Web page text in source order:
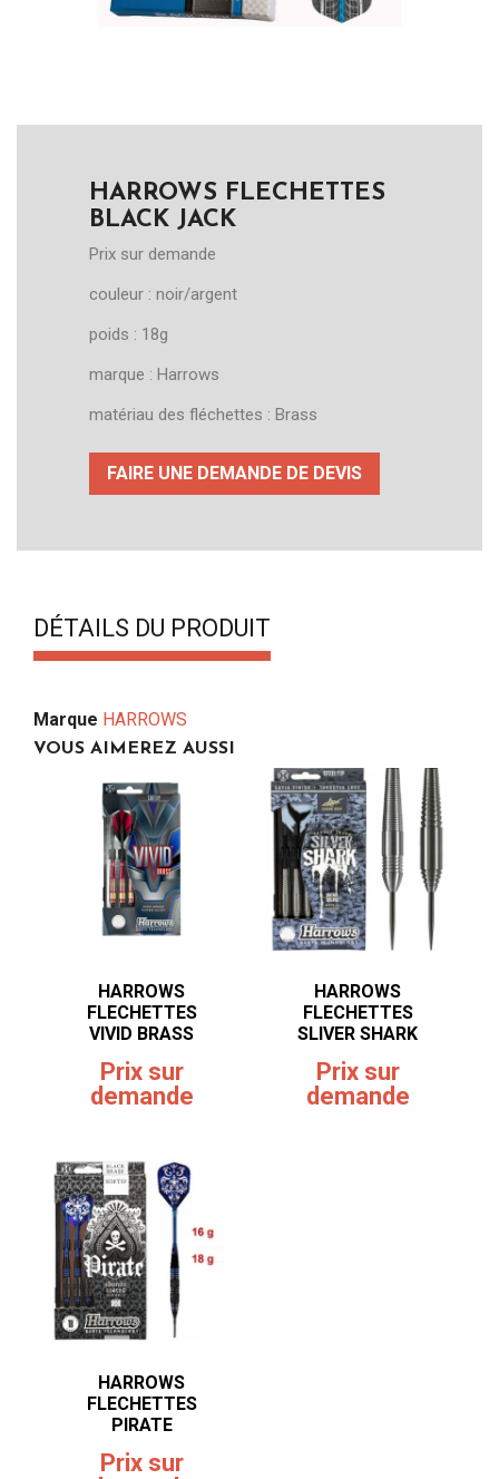
HARROWS FLECHETTES
BLACK JACK
Prix sur demande
couleur : noir/argent
poids : 18g
marque : Harrows
matériau des fléchettes : Brass
FAIRE UNE DEMANDE DE DEVIS
DÉTAILS DU PRODUIT
Marque HARROWS
VOUS AIMEREZ AUSSI
HARROWS
FLECHETTES
VIVID BRASS
Prix sur
demande
HARROWS
FLECHETTES
SLIVER SHARK
Prix sur
demande
HARROWS
FLECHETTES
PIRATE
Prix sur